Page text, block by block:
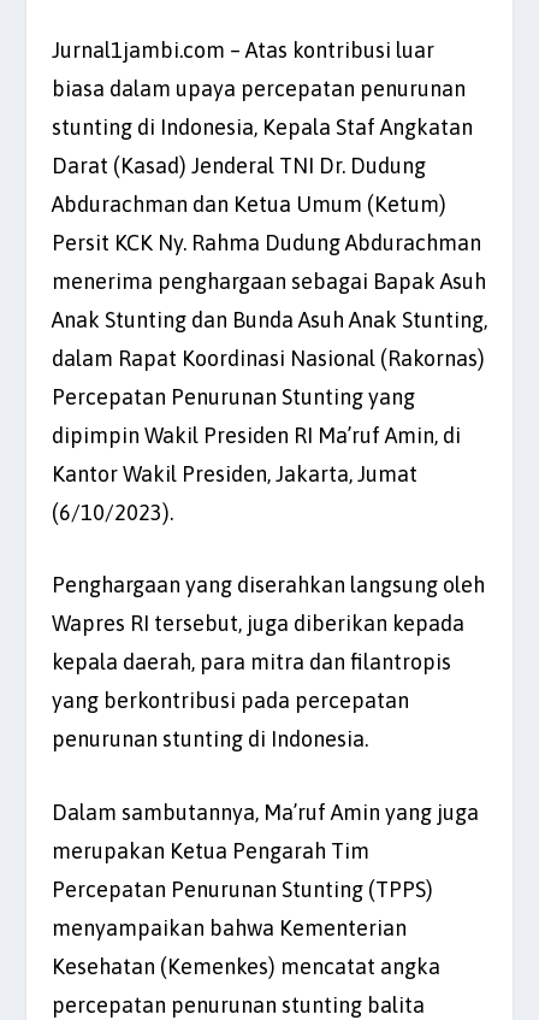
Jurnal1jambi.com – Atas kontribusi luar
biasa dalam upaya percepatan penurunan
stunting di Indonesia, Kepala Staf Angkatan
Darat (Kasad) Jenderal TNI Dr. Dudung
Abdurachman dan Ketua Umum (Ketum)
Persit KCK Ny. Rahma Dudung Abdurachman
menerima penghargaan sebagai Bapak Asuh
Anak Stunting dan Bunda Asuh Anak Stunting,
dalam Rapat Koordinasi Nasional (Rakornas)
Percepatan Penurunan Stunting yang
dipimpin Wakil Presiden RI Ma’ruf Amin, di
Kantor Wakil Presiden, Jakarta, Jumat
(6/10/2023).
Penghargaan yang diserahkan langsung oleh
Wapres RI tersebut, juga diberikan kepada
kepala daerah, para mitra dan filantropis
yang berkontribusi pada percepatan
penurunan stunting di Indonesia.
Dalam sambutannya, Ma’ruf Amin yang juga
merupakan Ketua Pengarah Tim
Percepatan Penurunan Stunting (TPPS)
menyampaikan bahwa Kementerian
Kesehatan (Kemenkes) mencatat angka
percepatan penurunan stunting balita